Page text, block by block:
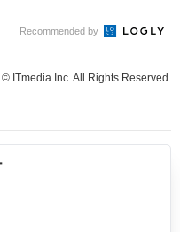
Recommended by
ITmedia Inc. All Rights Reserved.